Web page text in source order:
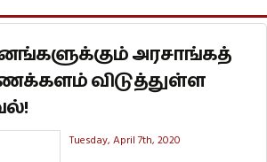
அரசாங்கத்
விடுத்துள்ள
Tuesday, April 7th, 2020